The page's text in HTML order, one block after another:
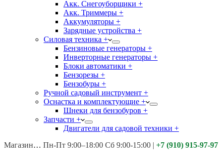
Акк. Снегоуборщики +
Акк. Триммеры +
Аккумуляторы +
Зарядные устройства +
Силовая техника +
Бензиновые генераторы +
Инверторные генераторы +
Блоки автоматики +
Бензорезы +
Бензобуры +
Ручной садовый инструмент +
Оснастка и комплектующие +
Шнеки для бензобуров +
Запчасти +
Двигатели для садовой техники +
Магазины: Калуга ул. Московская д.113
Пн-Пт 9:00–18:00 Сб 9:00-15:00 | +7 (910) 915-97-97